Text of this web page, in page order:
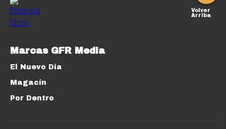
Volver
Arriba
Marcas GFR Media
El Nuevo Día
Magacín
Por Dentro